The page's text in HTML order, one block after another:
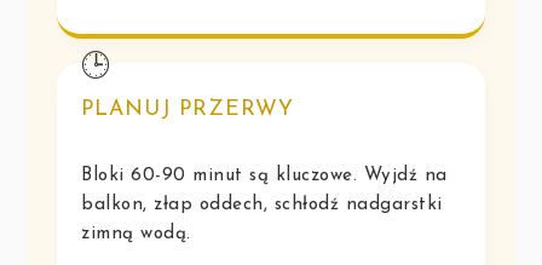
🕒
PLANUJ PRZERWY
Bloki 60-90 minut są kluczowe. Wyjdź na
balkon, złap oddech, schłodź nadgarstki
zimną wodą.